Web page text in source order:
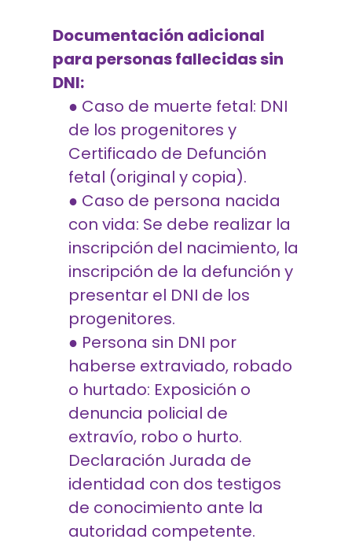
Documentación adicional
para personas fallecidas sin
DNI:
● Caso de muerte fetal: DNI
de los progenitores y
Certificado de Defunción
fetal (original y copia).
● Caso de persona nacida
con vida: Se debe realizar la
inscripción del nacimiento, la
inscripción de la defunción y
presentar el DNI de los
progenitores.
● Persona sin DNI por
haberse extraviado, robado
o hurtado: Exposición o
denuncia policial de
extravío, robo o hurto.
Declaración Jurada de
identidad con dos testigos
de conocimiento ante la
autoridad competente.